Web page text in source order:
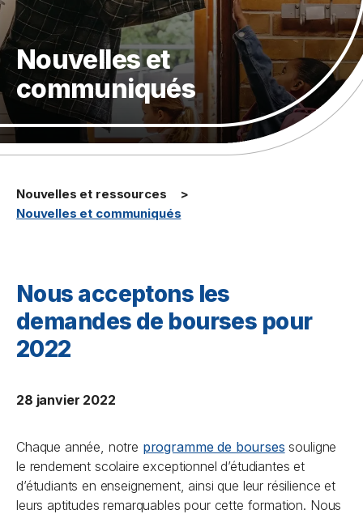
Nouvelles et
communiqués
Nouvelles et ressources
Nouvelles et communiqués
Nous acceptons les
demandes de bourses pour
2022
28 janvier 2022
Chaque année, notre programme de bourses souligne
le rendement scolaire exceptionnel d’étudiantes et
d’étudiants en enseignement, ainsi que leur résilience et
leurs aptitudes remarquables pour cette formation. Nous